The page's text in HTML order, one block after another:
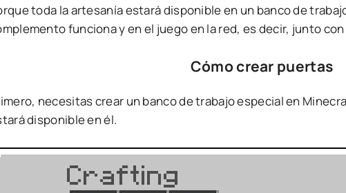
toda la artesanía estará disponible en un banco de
funciona y en el juego en la red, es decir, junto
Cómo crear puertas
necesitas crear un banco de trabajo especial en
disponible en él.